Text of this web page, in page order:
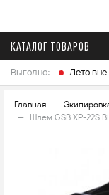
КАТАЛОГ ТОВАРОВ
Выгодно: Лето вне
Главная
Шлем GSB XP-22S